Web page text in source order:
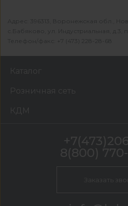
Адрес: 396313, Воронежская обл.,
с.Бабяково, ул. Индустриальная, д.3,
Телефон/факс: +7 (473) 228-28-68
Каталог
Розничная сеть
КДМ
8(800)
Заказать